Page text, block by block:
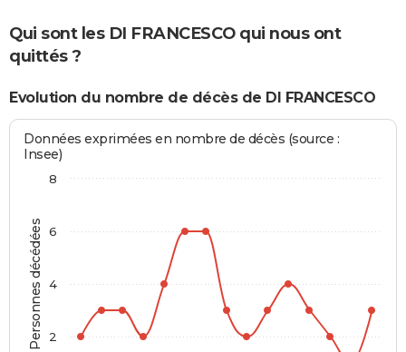
Qui sont les DI FRANCESCO qui nous ont
quittés ?
Evolution du nombre de décès de DI FRANCESCO
Personnes décédées
Données exprimées en nombre de décès (source :
Insee)
2
4
6
8